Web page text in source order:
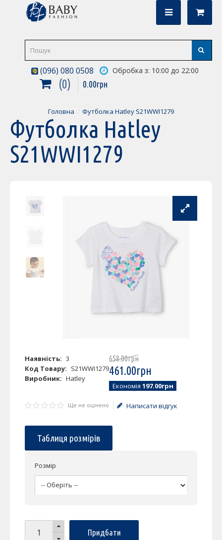
(096) 080 0508 Обробка з: 10:00 до 22:00
0 0.00грн
Головна Футболка Hatley S21WWI1279
Футболка Hatley
S21WWI1279
Наявність: 3
Код Товару: S21WWI1279
Виробник: Hatley
658.00грн
461.00грн
Економія 197.00грн
Ще не оцінено Написати відгук
Таблиця розмірів
Розмір
Придбати